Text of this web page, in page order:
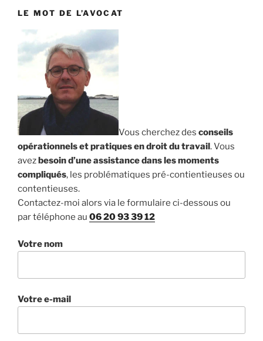
LE MOT DE L’AVOCAT
Vous cherchez des conseils
opérationnels et pratiques en droit du travail. Vous
avezbesoin d’une assistance dans les moments
compliqués, les problématiques pré-contientieuses ou
contentieuses.
Contactez-moi alors via le formulaire ci-dessous ou
par téléphone au 06 20 93 39 12
Votre nom
Votre e-mail